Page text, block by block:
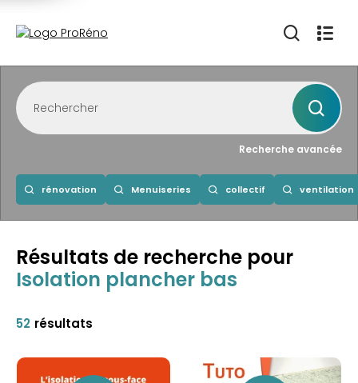
Recherche avancée
rénovation Menuiseries collectif ventilation
Résultats de recherche pour
Isolation plancher bas
52 résultats